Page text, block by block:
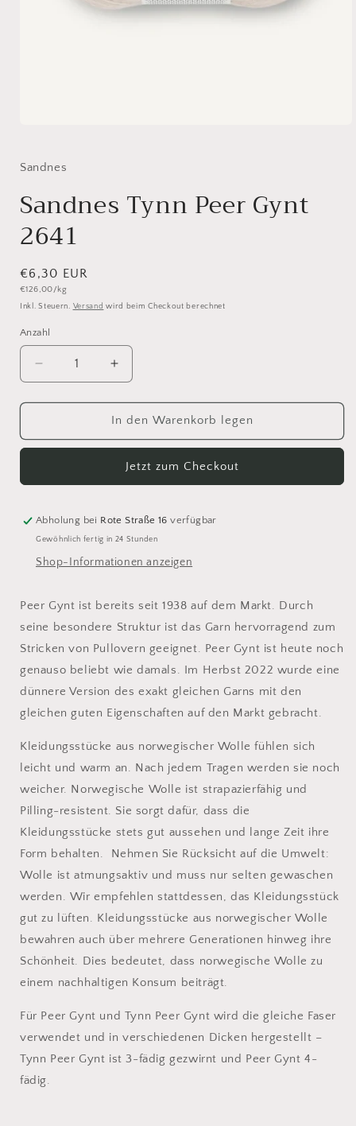
Modal
Sandnes
Sandnes Tynn Peer Gynt
2641
Normaler
Preis
€6,30 EUR
Grundpreis
€126,00/kg
Inkl. Steuern. Versand wird beim Checkout berechnet
Anzahl
Anzahl
Verringere
die
Menge
Sandnes
Gynt
Erhöhe
die
Menge
für
Sandnes
Peer
Gynt
In den Warenkorb legen
Jetzt zum Checkout
Abholung bei Rote Straße 16 verfügbar
Gewöhnlich fertig in 24 Stunden
Shop-Informationen anzeigen
Peer Gynt ist bereits seit 1938 auf dem Markt. Durch
seine besondere Struktur ist das Garn hervorragend zum
Stricken von Pullovern geeignet. Peer Gynt ist heute noch
genauso beliebt wie damals. Im Herbst 2022 wurde eine
dünnere Version des exakt gleichen Garns mit den
gleichen guten Eigenschaften auf den Markt gebracht.
Kleidungsstücke aus norwegischer Wolle fühlen sich
leicht und warm an. Nach jedem Tragen werden sie noch
weicher. Norwegische Wolle ist strapazierfähig und
Pilling-resistent. Sie sorgt dafür, dass die
Kleidungsstücke stets gut aussehen und lange Zeit ihre
Form behalten. Nehmen Sie Rücksicht auf die Umwelt:
Wolle ist atmungsaktiv und muss nur selten gewaschen
werden. Wir empfehlen stattdessen, das Kleidungsstück
gut zu lüften. Kleidungsstücke aus norwegischer Wolle
bewahren auch über mehrere Generationen hinweg ihre
Schönheit. Dies bedeutet, dass norwegische Wolle zu
einem nachhaltigen Konsum beiträgt.
Für Peer Gynt und Tynn Peer Gynt wird die gleiche Faser
verwendet und in verschiedenen Dicken hergestellt –
Tynn Peer Gynt ist 3-fädig gezwirnt und Peer Gynt 4-
fädig.